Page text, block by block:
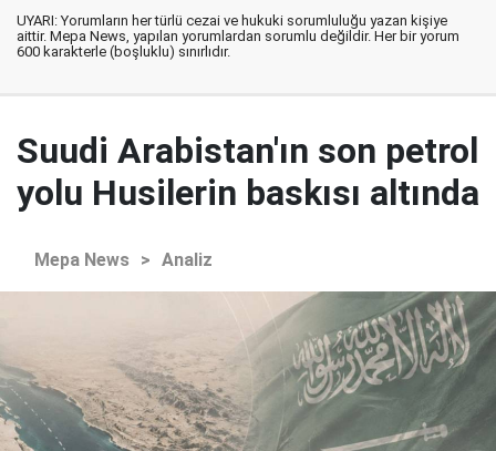
UYARI: Yorumların her türlü cezai ve hukuki sorumluluğu yazan kişiye
aittir. Mepa News, yapılan yorumlardan sorumlu değildir. Her bir yorum
600 karakterle (boşluklu) sınırlıdır.
Suudi Arabistan'ın son petrol
yolu Husilerin baskısı altında
Mepa News > Analiz